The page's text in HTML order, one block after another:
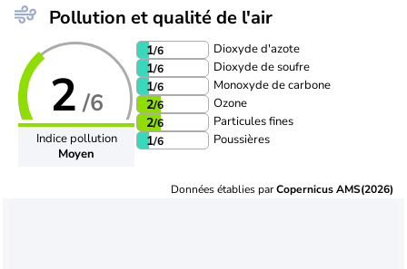
Pollution et qualité de l'air
2 /6
Indice pollution
Moyen
1/6 Dioxyde d'azote
1/6 Dioxyde de soufre
1/6 Monoxyde de carbone
2/6 Ozone
2/6 Particules fines
1/6 Poussières
Données établies parCopernicus AMS(2026)